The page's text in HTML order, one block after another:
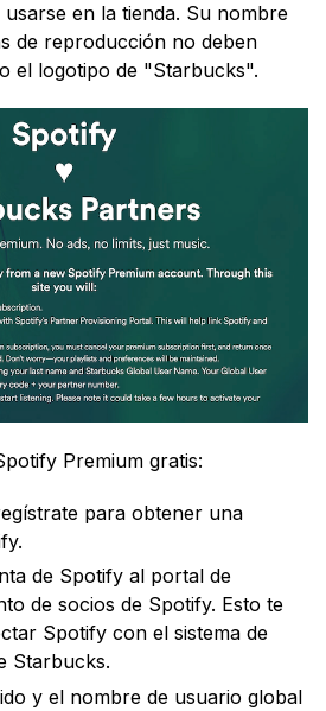
en la tienda. Su nombre
de reproducción no deben
el logotipo de "Starbucks".
Premium gratis:
para obtener una
de Spotify al portal de
de socios de Spotify. Esto te
Spotify con el sistema de
Starbucks.
y el nombre de usuario global